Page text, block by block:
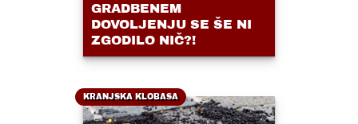
GRADBENEM
DOVOLJENJU SE ŠE NI
ZGODILO NIČ?!
KRANJSKA KLOBASA